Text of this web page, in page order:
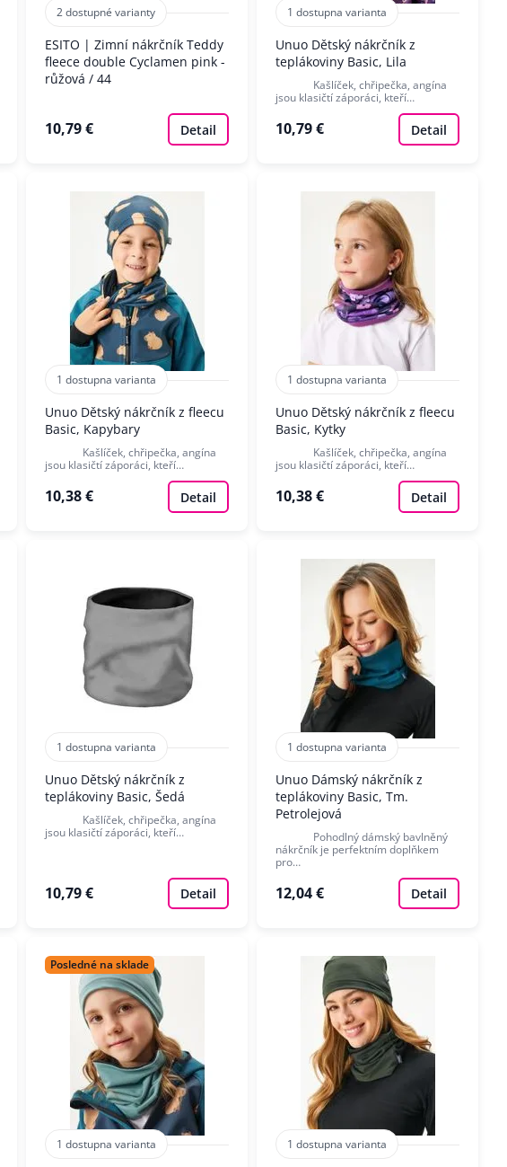
2 dostupné varianty
ESITO | Zimní nákrčník Teddy
fleece double Cyclamen pink -
růžová / 44
10,79 € Detail
1 dostupna varianta
Unuo Dětský nákrčník z
teplákoviny Basic, Lila
Kašlíček, chřipečka, angína
jsou klasičtí záporáci, kteří…
10,79 € Detail
1 dostupna varianta
Unuo Dětský nákrčník z fleecu
Basic, Kapybary
Kašlíček, chřipečka, angína
jsou klasičtí záporáci, kteří…
10,38 € Detail
1 dostupna varianta
Unuo Dětský nákrčník z fleecu
Basic, Kytky
Kašlíček, chřipečka, angína
jsou klasičtí záporáci, kteří…
10,38 € Detail
1 dostupna varianta
Unuo Dětský nákrčník z
teplákoviny Basic, Šedá
Kašlíček, chřipečka, angína
jsou klasičtí záporáci, kteří…
10,79 € Detail
1 dostupna varianta
Unuo Dámský nákrčník z
teplákoviny Basic, Tm.
Petrolejová
Pohodlný dámský bavlněný
nákrčník je perfektním doplňkem
pro…
12,04 € Detail
Posledné na sklade
1 dostupna varianta 1 dostupna varianta